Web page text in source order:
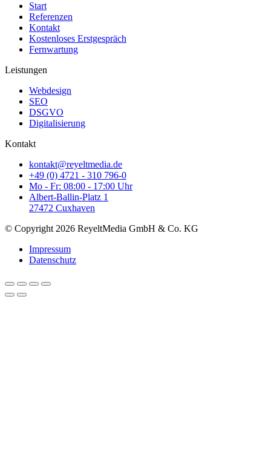
Start
Referenzen
Kontakt
Kostenloses Erstgespräch
Fernwartung
Leistungen
Webdesign
SEO
DSGVO
Digitalisierung
Kontakt
kontakt@reyeltmedia.de
+49 (0) 4721 - 310 796-0
Mo - Fr: 08:00 - 17:00 Uhr
Albert-Ballin-Platz 1
27472 Cuxhaven
© Copyright 2026 ReyeltMedia GmbH & Co. KG
Impressum
Datenschutz